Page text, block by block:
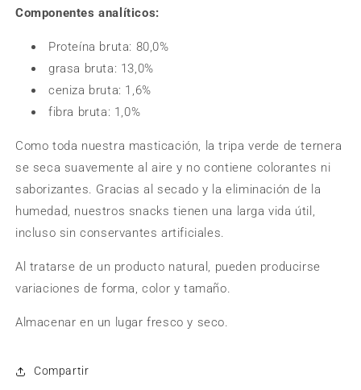
Componentes analíticos:
Proteína bruta: 80,0%
grasa bruta: 13,0%
ceniza bruta: 1,6%
fibra bruta: 1,0%
Como toda nuestra masticación, la tripa verde de ternera
se seca suavemente al aire y no contiene colorantes ni
saborizantes. Gracias al secado y la eliminación de la
humedad, nuestros snacks tienen una larga vida útil,
incluso sin conservantes artificiales.
Al tratarse de un producto natural, pueden producirse
variaciones de forma, color y tamaño.
Almacenar en un lugar fresco y seco.
Compartir